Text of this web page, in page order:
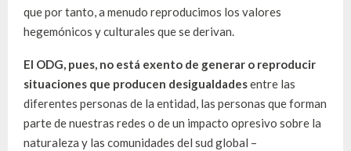
que por tanto, a menudo reproducimos los valores
hegemónicos y culturales que se derivan.
El ODG, pues, no está exento de generar o reproducir
situaciones que producen desigualdadesentre las
diferentes personas de la entidad, las personas que forman
parte de nuestras redes o de un impacto opresivo sobre la
naturaleza y las comunidades del sud global –